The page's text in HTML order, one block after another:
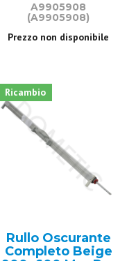
A9905908
(A9905908)
Prezzo non disponibile
Ricambio
Rullo Oscurante
Completo Beige